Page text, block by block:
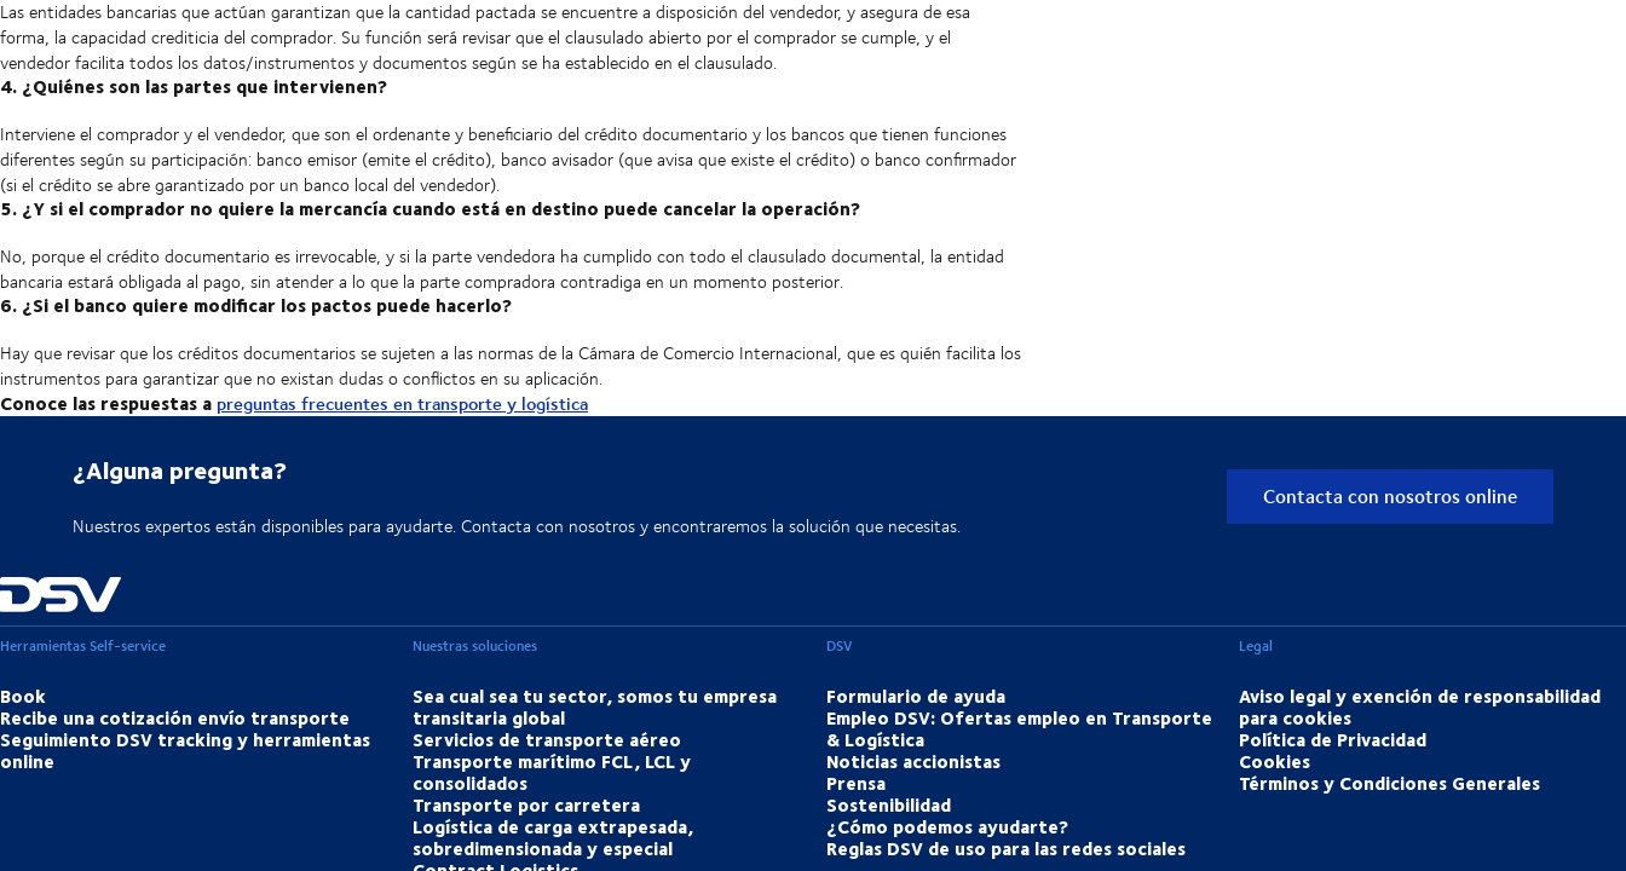
Las entidades bancarias que actúan garantizan que la cantidad pactada se encuentre a disposición del vendedor, y asegura de esa
forma, la capacidad crediticia del comprador. Su función será revisar que el clausulado abierto por el comprador se cumple, y el
vendedor facilita todos los datos/instrumentos y documentos según se ha establecido en el clausulado.
4. ¿Quiénes son las partes que intervienen?
Interviene el comprador y el vendedor, que son el ordenante y beneficiario del crédito documentario y los bancos que tienen funciones
diferentes según su participación: banco emisor (emite el crédito), banco avisador (que avisa que existe el crédito) o banco confirmador
(si el crédito se abre garantizado por un banco local del vendedor).
5. ¿Y si el comprador no quiere la mercancía cuando está en destino puede cancelar la operación?
No, porque el crédito documentario es irrevocable, y si la parte vendedora ha cumplido con todo el clausulado documental, la entidad
bancaria estará obligada al pago, sin atender a lo que la parte compradora contradiga en un momento posterior.
6. ¿Si el banco quiere modificar los pactos puede hacerlo?
Hay que revisar que los créditos documentarios se sujeten a las normas de la Cámara de Comercio Internacional, que es quién facilita los
instrumentos para garantizar que no existan dudas o conflictos en su aplicación.
Conoce las respuestas a preguntas frecuentes en transporte y logística
¿Alguna pregunta?
Nuestros expertos están disponibles para ayudarte. Contacta con nosotros y encontraremos la solución que necesitas.
Contacta con nosotros online
Herramientas Self-service
Book
Recibe una cotización envío transporte
Seguimiento DSV tracking y herramientas
online
Nuestras soluciones
Sea cual sea tu sector, somos tu empresa
transitaria global
Servicios de transporte aéreo
Transporte marítimo FCL, LCL y
consolidados
Transporte por carretera
Logística de carga extrapesada,
sobredimensionada y especial
DSV
Formulario de ayuda
Empleo DSV: Ofertas empleo en Transporte
& Logística
Noticias accionistas
Prensa
Sostenibilidad
¿Cómo podemos ayudarte?
Reglas DSV de uso para las redes sociales
Legal
Aviso legal y exención de responsabilidad
para cookies
Política de Privacidad
Cookies
Términos y Condiciones Generales